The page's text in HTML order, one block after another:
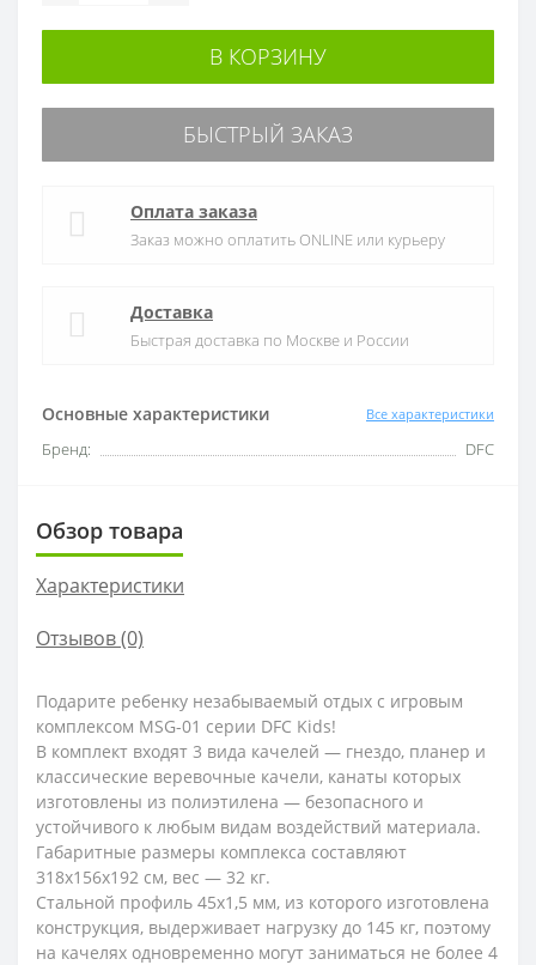
Основные характеристики Все характеристики
Бренд: DFC
В КОРЗИНУ
БЫСТРЫЙ ЗАКАЗ
Оплата заказа
Заказ можно оплатить ONLINE или курьеру
Доставка
Быстрая доставка по Москве и России
Обзор товара
Характеристики
Отзывов (0)
Подарите ребенку незабываемый отдых с игровым
комплексом MSG-01 серии DFC Kids!
В комплект входят 3 вида качелей — гнездо, планер и
классические веревочные качели, канаты которых
изготовлены из полиэтилена — безопасного и
устойчивого к любым видам воздействий материала.
Габаритные размеры комплекса составляют
318x156x192 см, вес — 32 кг.
Стальной профиль 45x1,5 мм, из которого изготовлена
конструкция, выдерживает нагрузку до 145 кг, поэтому
на качелях одновременно могут заниматься не более 4